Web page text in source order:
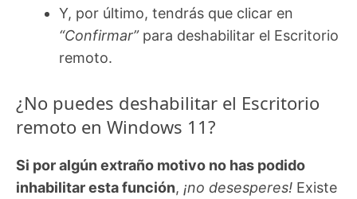
Y, por último, tendrás que clicar en
“Confirmar”para deshabilitar el Escritorio
remoto.
¿No puedes deshabilitar el Escritorio
remoto en Windows 11?
Si por algún extraño motivo no has podido
inhabilitar esta función, ¡no desesperes! Existe